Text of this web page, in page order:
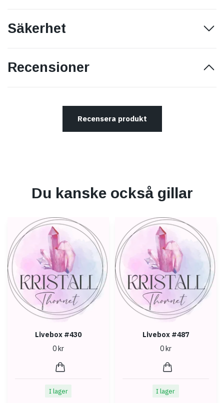
Säkerhet
Recensioner
Recensera produkt
Du kanske också gillar
Livebox #430
0 kr
I lager
Livebox #487
0 kr
I lager